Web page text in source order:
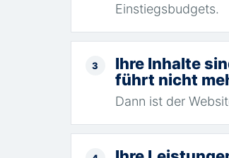
Einstiegsbudgets.
3
Ihre Inhalte
führt nicht
Dann ist der